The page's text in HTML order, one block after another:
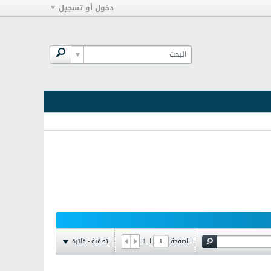
دخول أو تسجيل
الصفحة لـ1 تصفية - فلترة